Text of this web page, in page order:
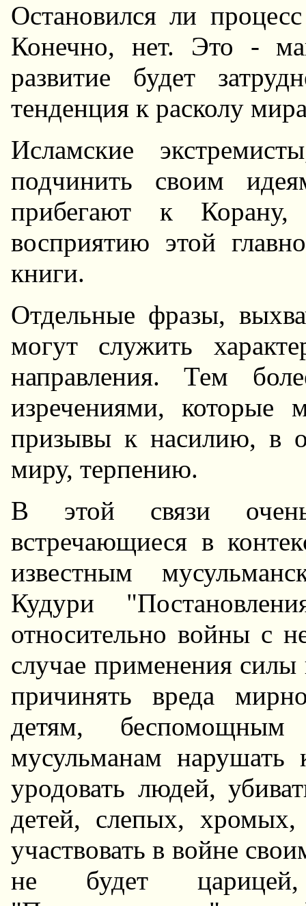
Остановился ли
Конечно, нет. Это -
развитие будет
тенденция к расколу
Исламские
подчинить своим
прибегают к Корану,
восприятию этой
книги.
Отдельные фразы,
могут служить
направления. Тем
изречениями, которые
призывы к насилию, в
миру, терпению.
В этой связи
встречающиеся в
известным
Кудури
относительно войны с
случае применения
причинять вреда
детям,
мусульманам нарушать
уродовать людей,
детей, слепых,
участвовать в войне
не будет